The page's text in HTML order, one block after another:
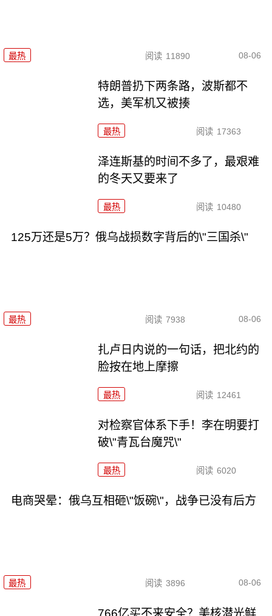
最热 阅读 11890 08-06
特朗普扔下两条路，波斯都不
选，美军机又被揍
最热 阅读 17363
泽连斯基的时间不多了，最艰难
的冬天又要来了
最热 阅读 10480
125万还是5万？俄乌战损数字背后的\"三国杀\"
最热 阅读 7938 08-06
扎卢日内说的一句话，把北约的
脸按在地上摩擦
最热 阅读 12461
对检察官体系下手！李在明要打
破\"青瓦台魔咒\"
最热 阅读 6020
电商哭晕：俄乌互相砸\"饭碗\"，战争已没有后方
最热 阅读 3896 08-06